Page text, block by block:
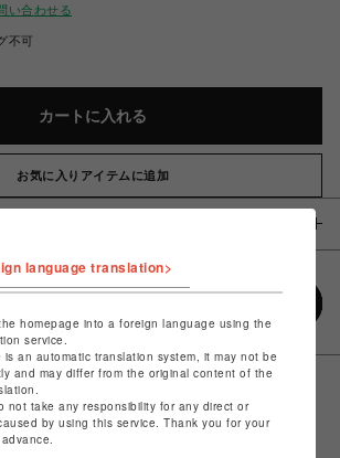
い合わせる
不可
カートに入れる
お気に入りアイテムに追加
language translation>
homepage into a foreign language using the
service.
is an automatic translation system, it may not be
and may differ from the original content of the
not take any responsibility for any direct or
by using this service. Thank you for your